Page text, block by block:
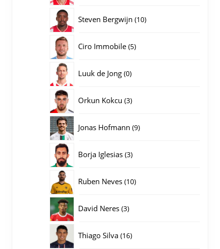
Steven Bergwijn 1010
Ciro Immobile 55
Luuk de Jong 00
Orkun Kokcu 33
Jonas Hofmann 99
Borja Iglesias 33
Ruben Neves 1010
David Neres 33
Thiago Silva 1616